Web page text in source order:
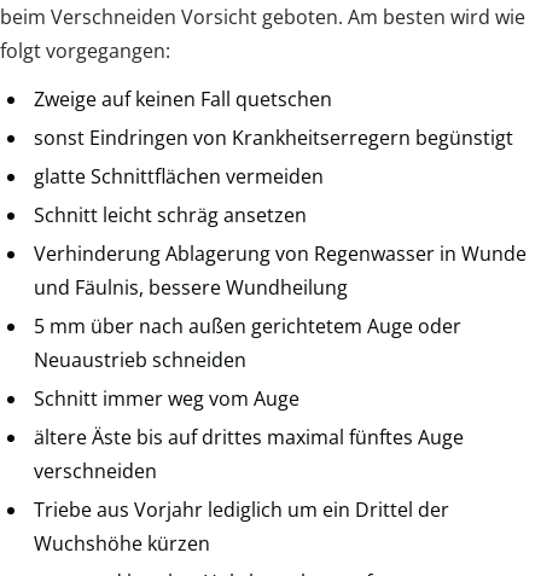
beim Verschneiden Vorsicht geboten. Am besten wird wie
folgt vorgegangen:
Zweige auf keinen Fall quetschen
sonst Eindringen von Krankheitserregern begünstigt
glatte Schnittflächen vermeiden
Schnitt leicht schräg ansetzen
Verhinderung Ablagerung von Regenwasser in Wunde
und Fäulnis, bessere Wundheilung
5 mm über nach außen gerichtetem Auge oder
Neuaustrieb schneiden
Schnitt immer weg vom Auge
ältere Äste bis auf drittes maximal fünftes Auge
verschneiden
Triebe aus Vorjahr lediglich um ein Drittel der
Wuchshöhe kürzen